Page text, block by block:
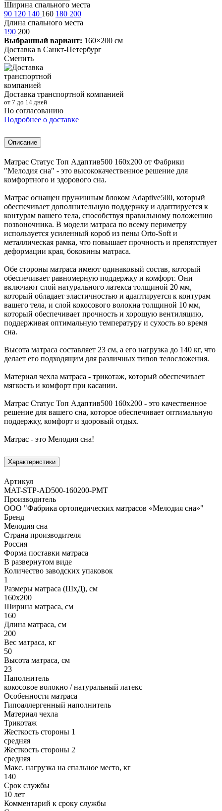
Ширина спального места
90 120 140 160 180 200
Длина спального места
190 200
Выбранный вариант: 160×200 см
Доставка в Санкт-Петербург
Сменить
Доставка транспортной компанией
от 7 до 14 дней
По согласованию
Подробнее о доставке
Описание
Матрас Статус Топ Адаптив500 160х200 от Фабрики
"Мелодия сна" - это высококачественное решение для
комфортного и здорового сна.
Матрас оснащен пружинным блоком Adaptive500, который
обеспечивает дополнительную поддержку и адаптируется к
контурам вашего тела, способствуя правильному положению
позвоночника. В модели матраса по всему периметру
используется усиленный короб из пены Orto-Soft и
металлическая рамка, что повышает прочность и препятствует
деформации края, боковины матраса.
Обе стороны матраса имеют одинаковый состав, который
обеспечивает равномерную поддержку и комфорт. Они
включают слой натурального латекса толщиной 20 мм,
который обладает эластичностью и адаптируется к контурам
вашего тела, и слой кокосового волокна толщиной 10 мм,
который обеспечивает прочность и хорошую вентиляцию,
поддерживая оптимальную температуру и сухость во время
сна.
Высота матраса составляет 23 см, а его нагрузка до 140 кг, что
делает его подходящим для различных типов телосложения.
Материал чехла матраса - трикотаж, который обеспечивает
мягкость и комфорт при касании.
Матрас Статус Топ Адаптив500 160х200 - это качественное
решение для вашего сна, которое обеспечивает оптимальную
поддержку, комфорт и здоровый отдых.
Матрас - это Мелодия сна!
Характеристики
Артикул
MAT-STP-AD500-160200-PMT
Производитель
ООО "Фабрика ортопедических матрасов «Мелодия сна»"
Бренд
Мелодия сна
Страна производителя
Россия
Форма поставки матраса
В развернутом виде
Количество заводских упаковок
1
Размеры матраса (ШхД), см
160х200
Ширина матраса, см
160
Длина матраса, см
200
Вес матраса, кг
50
Высота матраса, см
23
Наполнитель
кокосовое волокно / натуральный латекс
Особенности матраса
Гипоаллергенный наполнитель
Материал чехла
Трикотаж
Жесткость стороны 1
средняя
Жесткость стороны 2
средняя
Макс. нагрузка на спальное место, кг
140
Срок службы
10 лет
Комментарий к сроку службы